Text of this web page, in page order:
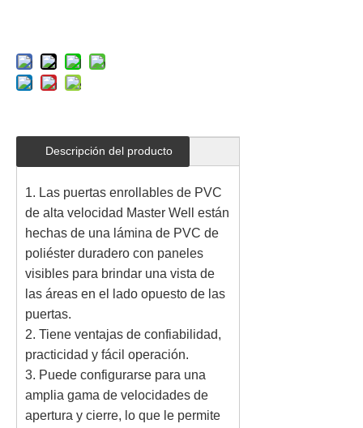
Descripción del producto
1. Las puertas enrollables de PVC
de alta velocidad Master Well están
hechas de una lámina de PVC de
poliéster duradero con paneles
visibles para brindar una vista de
las áreas en el lado opuesto de las
puertas.
2. Tiene ventajas de confiabilidad,
practicidad y fácil operación.
3. Puede configurarse para una
amplia gama de velocidades de
apertura y cierre, lo que le permite